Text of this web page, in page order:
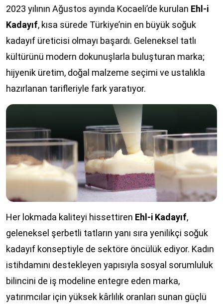
2023 yılının Ağustos ayında Kocaeli’de kurulan Ehl-i
Kadayıf, kısa sürede Türkiye’nin en büyük soğuk
kadayıf üreticisi olmayı başardı. Geleneksel tatlı
kültürünü modern dokunuşlarla buluşturan marka;
hijyenik üretim, doğal malzeme seçimi ve ustalıkla
hazırlanan tarifleriyle fark yaratıyor.
Her lokmada kaliteyi hissettiren Ehl-i Kadayıf,
geleneksel şerbetli tatların yanı sıra yenilikçi soğuk
kadayıf konseptiyle de sektöre öncülük ediyor. Kadın
istihdamını destekleyen yapısıyla sosyal sorumluluk
bilincini de iş modeline entegre eden marka,
yatırımcılar için yüksek kârlılık oranları sunan güçlü